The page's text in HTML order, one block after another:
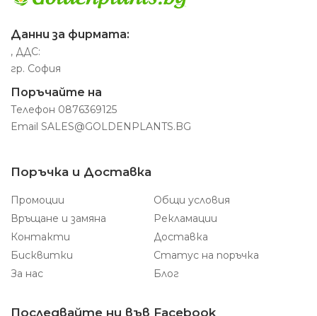
Данни за фирмата:
, ДДС:
гр. София
Поръчайте на
Телефон 0876369125
Email SALES@GOLDENPLANTS.BG
Поръчка и Доставка
Промоции
Общи условия
Връщане и замяна
Рекламации
Контакти
Доставка
Бисквитки
Статус на поръчка
За нас
Блог
Последвайте ни във Facebook